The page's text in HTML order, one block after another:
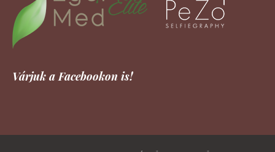
Várjuk a Facebookon is!